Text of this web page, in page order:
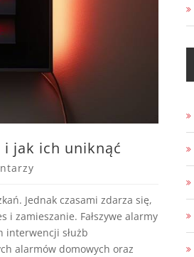
i jak ich uniknąć
Jednak czasami zdarza się,
zamieszanie. Fałszywe alarmy
interwencji służb
alarmów domowych oraz